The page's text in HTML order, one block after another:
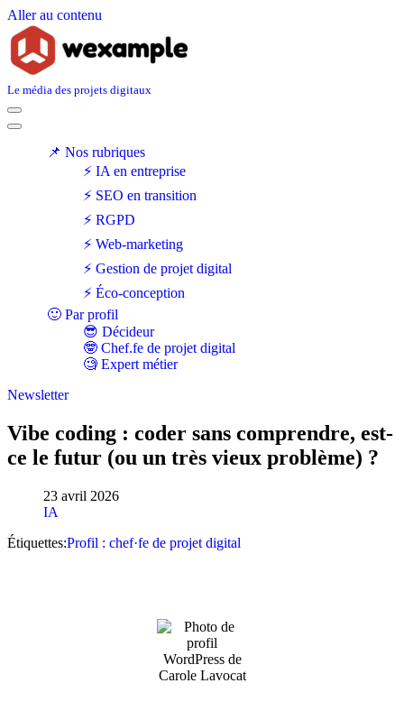
Aller au contenu
Le média des projets digitaux
Menu
de
Menu
navigation📌 Nos rubriques
⚡ IA en entreprise
⚡ SEO en transition
⚡ RGPD
⚡ Web-marketing
⚡ Gestion de projet digital
⚡ Éco-conception
🙂 Par profil
😎 Décideur
🤓 Chef.fe de projet digital
🧐 Expert métier
Newsletter
Vibe coding : coder sans comprendre, est-
ce le futur (ou un très vieux problème) ?
23 avril 2026
IA
Étiquettes:Profil : chef·fe de projet digital